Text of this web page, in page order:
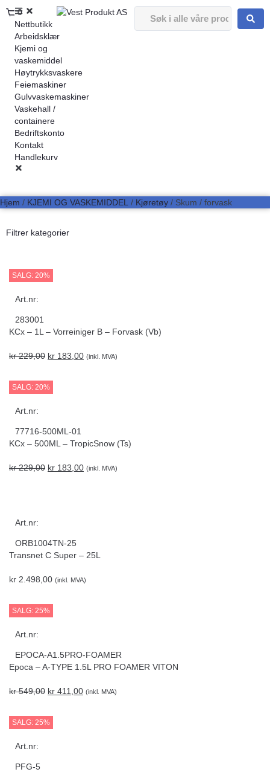
0
Nettbutikk
Arbeidsklær
Kjemi og
vaskemiddel
Høytrykksvaskere
Feiemaskiner
Gulvvaskemaskiner
Vaskehall /
containere
Bedriftskonto
Kontakt
Handlekurv
Hjem / KJEMI OG VASKEMIDDEL / Kjøretøy / Skum / forvask
Filtrer kategorier
SALG: 20%
Art.nr:
283001
KCx – 1L – Vorreiniger B – Forvask (Vb)
kr229,00 kr 183,00 (inkl. MVA)
SALG: 20%
Art.nr:
77716-500ML-01
KCx – 500ML – TropicSnow (Ts)
kr229,00 kr 183,00 (inkl. MVA)
Art.nr:
ORB1004TN-25
Transnet C Super – 25L
kr 2.498,00 (inkl. MVA)
SALG: 25%
Art.nr:
EPOCA-A1.5PRO-FOAMER
Epoca – A-TYPE 1.5L PRO FOAMER VITON
kr549,00 kr 411,00 (inkl. MVA)
SALG: 25%
Art.nr:
PFG-5